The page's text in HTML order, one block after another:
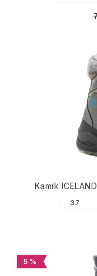
Kamik
37
5 %